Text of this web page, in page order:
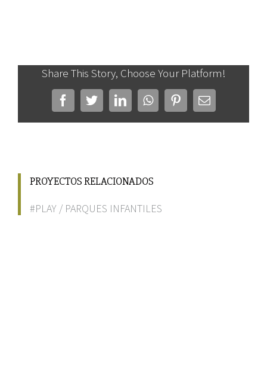
Share This Story, Choose Your Platform!
Facebook
TwitterLinkedInWhatsAppPinterestCorreo
electrónico
PROYECTOS RELACIONADOS
#PLAY / PARQUES INFANTILES